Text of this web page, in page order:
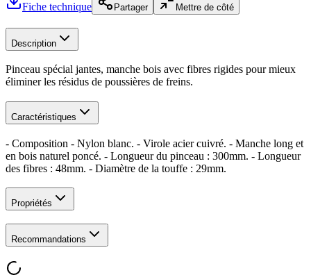
Fiche technique
Partager Mettre de côté
Description
Pinceau spécial jantes, manche bois avec fibres rigides pour mieux
éliminer les résidus de poussières de freins.
Caractéristiques
- Composition - Nylon blanc. - Virole acier cuivré. - Manche long et
en bois naturel poncé. - Longueur du pinceau : 300mm. - Longueur
des fibres : 48mm. - Diamètre de la touffe : 29mm.
Propriétés
Recommandations